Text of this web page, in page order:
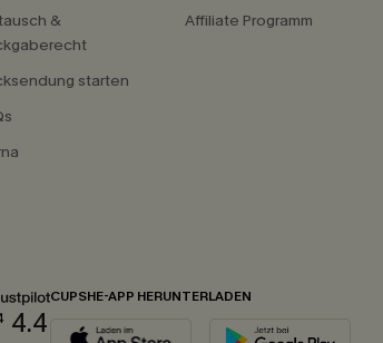
&
starten
Affiliate Programm
4.4
CUPSHE-APP HERUNTERLADEN